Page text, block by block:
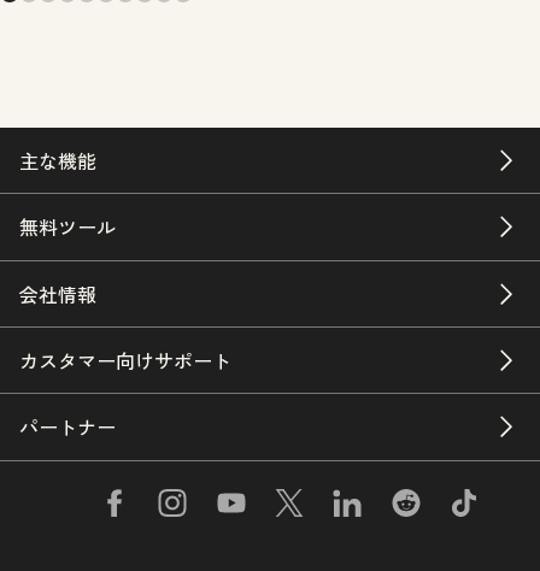
主な機能
無料ツール
会社情報
カスタマー向けサポート
パートナー